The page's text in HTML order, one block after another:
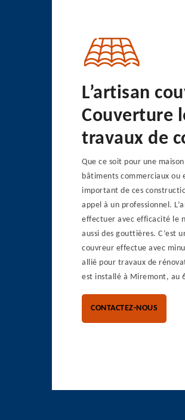
L’artisan
Couverture
travaux de
Que ce soit pour une
bâtiments commerciaux
important de ces
appel à un professionnel.
effectuer avec efficacité le
aussi des gouttières. C’est
couvreur effectue avec
allié pour travaux de
est installé à Miremont, au
CONTACTEZ-NOUS